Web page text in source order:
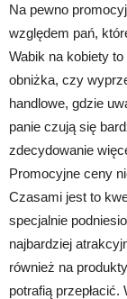
Na pewno
względem pań,
Wabik na kobiety
obniżka, czy
handlowe, gdzie
panie czują się
zdecydowanie
Promocyjne ceny
Czasami jest to
specjalnie
najbardziej
również na
potrafią